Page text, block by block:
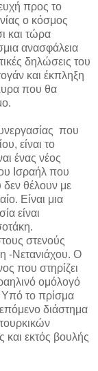
προς το
ο κόσμος
και τώρα
ανασφάλεια
δηλώσεις του
και έκπληξη
που θα
που
είναι το
ένας νέος
Ισραήλ που
θέλουν με
Είναι μια
είναι
στενούς
-Νετανιάχου. Ο
που στηρίζει
ομόλογό
Υπό το πρίσμα
διάστημα
και εκτός βουλής